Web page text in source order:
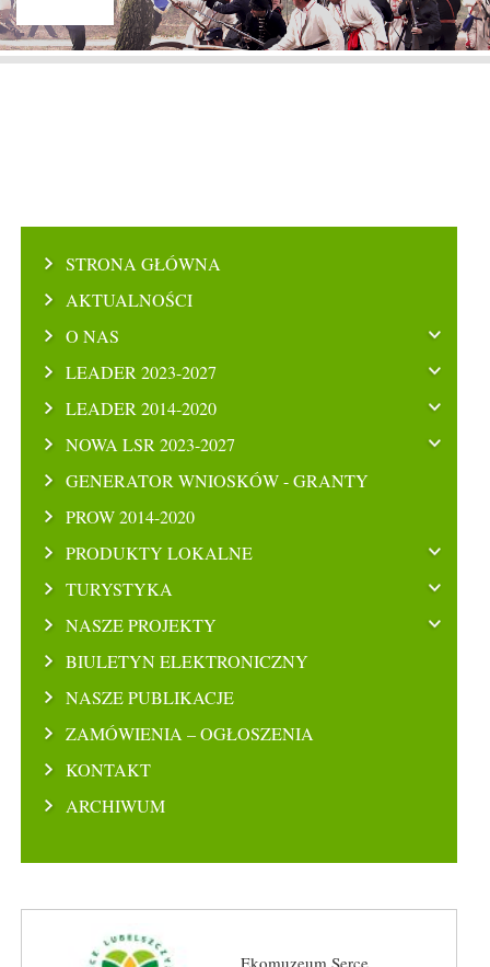
STRONA GŁÓWNA
AKTUALNOŚCI
O NAS
LEADER 2023-2027
LEADER 2014-2020
NOWA LSR 2023-2027
GENERATOR WNIOSKÓW - GRANTY
PROW 2014-2020
PRODUKTY LOKALNE
TURYSTYKA
NASZE PROJEKTY
BIULETYN ELEKTRONICZNY
NASZE PUBLIKACJE
ZAMÓWIENIA – OGŁOSZENIA
KONTAKT
ARCHIWUM
Ekomuzeum Serce